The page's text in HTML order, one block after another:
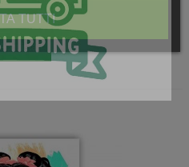
(Tasse incl.)
TUTTI